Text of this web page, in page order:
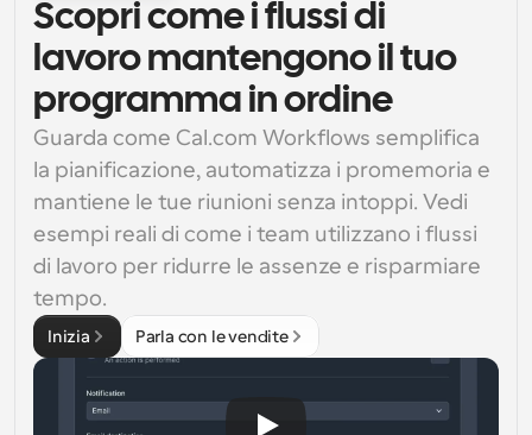
Scopri come i flussi di
lavoro mantengono il tuo
programma in ordine
Guarda come Cal.com Workflows semplifica
la pianificazione, automatizza i promemoria e
mantiene le tue riunioni senza intoppi. Vedi
esempi reali di come i team utilizzano i flussi
di lavoro per ridurre le assenze e risparmiare
tempo.
Inizia Parla con le vendite